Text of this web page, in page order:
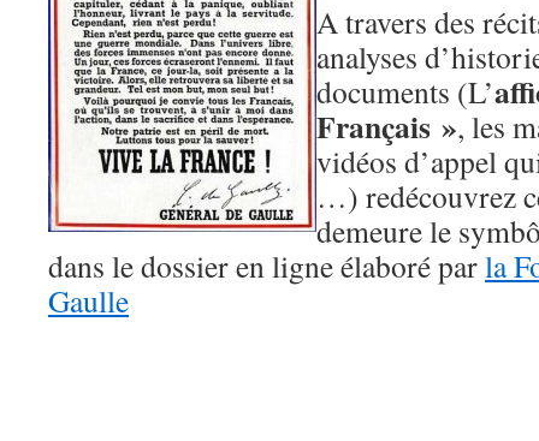
A travers des
analyses
documents (L’
Français », les
vidéos d’appel
…) redécouvrez
demeure le
dans le dossier en ligne élaboré parla
Gaulle